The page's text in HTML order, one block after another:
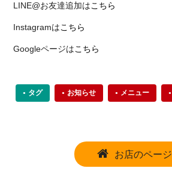
LINE@お友達追加はこちら
Instagramはこちら
Googleページはこちら
タグ お知らせ メニュー
お店のページ